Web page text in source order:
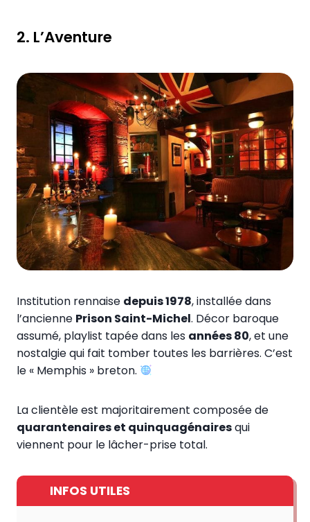
2. L’Aventure
Institution rennaise depuis 1978, installée dans
l’ancienne Prison Saint-Michel. Décor baroque
assumé, playlist tapée dans les années 80, et une
nostalgie qui fait tomber toutes les barrières. C’est
le « Memphis » breton.
La clientèle est majoritairement composée de
quarantenaires et quinquagénairesqui
viennent pour le lâcher-prise total.
INFOS UTILES